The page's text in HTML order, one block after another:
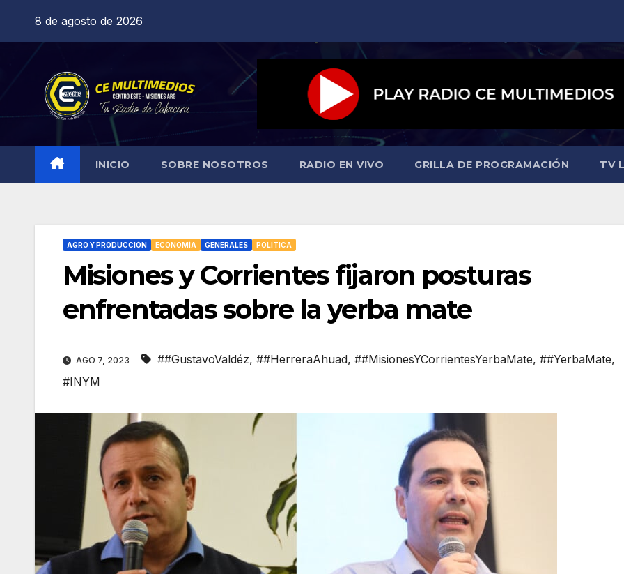
8 de agosto de 2026
INICIO SOBRE NOSOTROS RADIO EN VIVO GRILLA DE PROGRAMACIÓN TV
AGRO Y PRODUCCIÓN ECONOMÍA GENERALES POLÍTICA
Misiones y Corrientes fijaron posturas
enfrentadas sobre la yerba mate
AGO 7, 2023 ##GustavoValdéz, ##HerreraAhuad, ##MisionesYCorrientesYerbaMate, ##YerbaMate,
#INYM